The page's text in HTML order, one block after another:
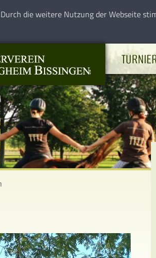
die weitere Nutzung der Webseite